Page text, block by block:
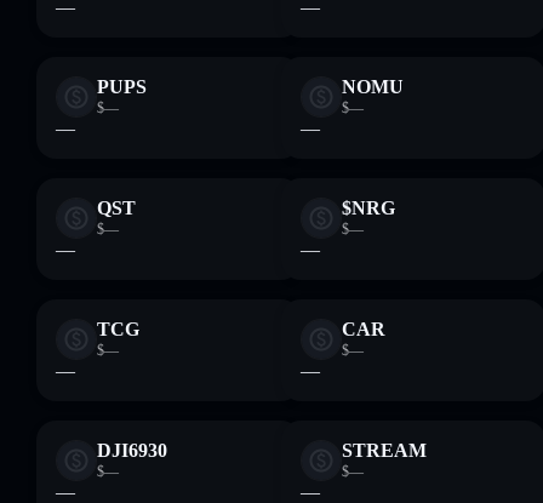
— —
PUPS
$—
—
NOMU
$—
—
QST
$—
—
$NRG
$—
—
TCG
$—
—
CAR
$—
—
DJI6930
$—
—
STREAM
$—
—